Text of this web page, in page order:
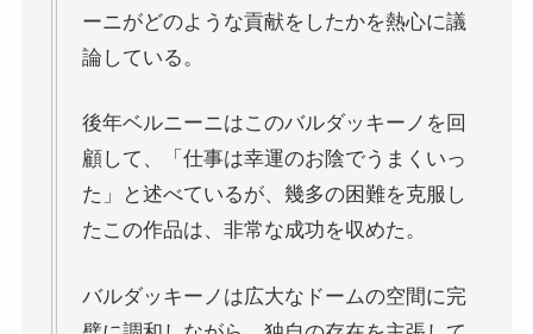
ーニがどのような貢献をしたかを熱心に議
論している。
後年ベルニーニはこのバルダッキーノを回
顧して、「仕事は幸運のお陰でうまくいっ
た」と述べているが、幾多の困難を克服し
たこの作品は、非常な成功を収めた。
バルダッキーノは広大なドームの空間に完